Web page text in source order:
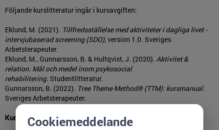
Följande kurslitteratur ingår i kursavgiften:
Eklund, M. (2021). Tillfredsställelse med aktiviteter i dagliga livet -
intervjubaserad screening (SDO),version 1.0. Sveriges
Arbetsterapeuter.
Eklund, M., Gunnarsson, B. & Hultqvist, J. (2020). Aktivitet &
relation. Mål och medel inom psykosocial
rehabilitering. Studentlitteratur.
Gunnarsson, B. (2022). Tree Theme Method® (TTM): kursmanual.
Sveriges Arbetsterapeuter.
KursledareCookiemeddelande